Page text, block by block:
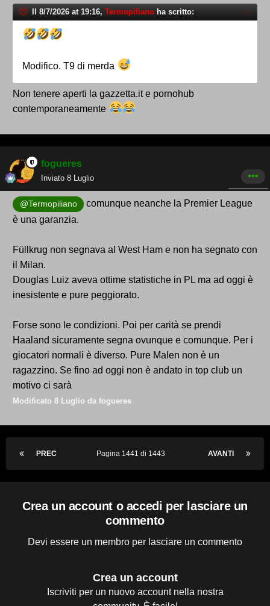
Il 8/7/2026 at 19:16, Termopiliano ha scritto:
Modifico. T9 di merda
Non tenere aperti la gazzetta.it e pornohub
contemporaneamente
fogueres
Inviato 8 Luglio
@Termopiliano
comunque neanche la Premier League
è una garanzia.
Füllkrug non segnava al West Ham e non ha segnato con
il Milan.
Douglas Luiz aveva ottime statistiche in PL ma ad oggi è
inesistente e pure peggiorato.
Forse sono le condizioni. Poi per carità se prendi
Haaland sicuramente segna ovunque e comunque. Per i
giocatori normali è diverso. Pure Malen non è un
ragazzino. Se fino ad oggi non è andato in top club un
motivo ci sarà
Modificato 8 Luglio da fogueres
PREC AVANTI
Pagina 1441 di 1443
Crea un account o accedi per lasciare un
commento
Devi essere un membro per lasciare un commento
Crea un account
Iscriviti per un nuovo account nella nostra